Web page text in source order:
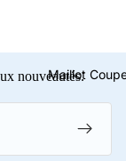
Maillot
nouveautés.